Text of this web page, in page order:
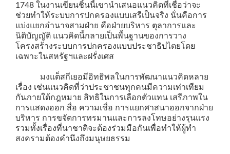
1748 ในงานเขียนชิ้นนี้เขานำเสนอแนวคิดที่เชื่อว่าจะ
ช่วยทำให้ระบบการปกครองแบบเสรีเป็นจริง นั่นคือการ
แบ่งแยกอำนาจสามฝ่าย คือฝ่ายบริหาร ตุลาการและ
นิติบัญญัติ แนวคิดนี้กลายเป็นพื้นฐานของการวาง
โครงสร้างระบบการปกครองแบบประชาธิปไตยโดย
เฉพาะในสหรัฐฯและฝรั่งเศส
มงแต็สกีเยอมีอิทธิพลในการพัฒนาแนวคิดหลาย
เรื่อง เช่นแนวคิดที่ว่าประชาชนทุกคนมีความเท่าเทียม
กันภายใต้กฎหมาย สิทธิในการเลือกตัวแทน เสรีภาพใน
การแสดงออก สื่อ ความเชื่อ การแยกศาสนาออกจากฝ่าย
บริหาร การขจัดการทรมานและการลงโทษอย่างรุนแรง
รวมทั้งเรื่องที่นาชาติจะต้องร่วมมือกันเพื่อทำให้ผู้ทำ
สงครามต้องคำนึงถึงมนุษยธรรม